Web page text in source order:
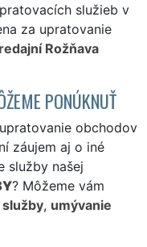
služieb v
za upratovanie
Rožňava
PONÚKNUŤ
obchodov
záujem aj o iné
služby našej
? Môžeme vám
, umývanie